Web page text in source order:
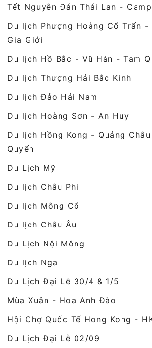
Tết Nguyên Đán Thái Lan -
Du lịch Phượng Hoàng Cổ Trấn -
Gia Giới
Du lịch Hồ Bắc - Vũ Hán - Tam
Du lịch Thượng Hải Bắc Kinh
Du lịch Đảo Hải Nam
Du lịch Hoàng Sơn - An Huy
Du lịch Hồng Kong - Quảng
Quyến
Du Lịch Mỹ
Du lịch Châu Phi
Du lịch Mông Cổ
Du lịch Châu Âu
Du Lịch Nội Mông
Du lịch Nga
Du Lịch Đại Lễ 30/4 & 1/5
Mùa Xuân - Hoa Anh Đào
Hội Chợ Quốc Tế Hong Kong -
Du Lịch Đại Lễ 02/09